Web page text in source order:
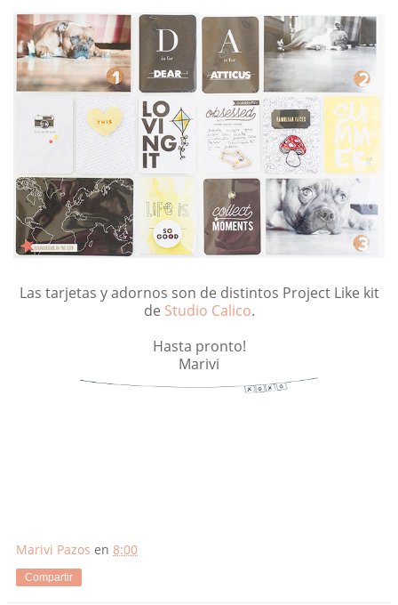
Las tarjetas y adornos son de distintos Project Like kit
de Studio Calico.
Hasta pronto!
Marivi
Marivi Pazos en 8:00
Compartir